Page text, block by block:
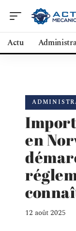
Actu
en
12 août 2025